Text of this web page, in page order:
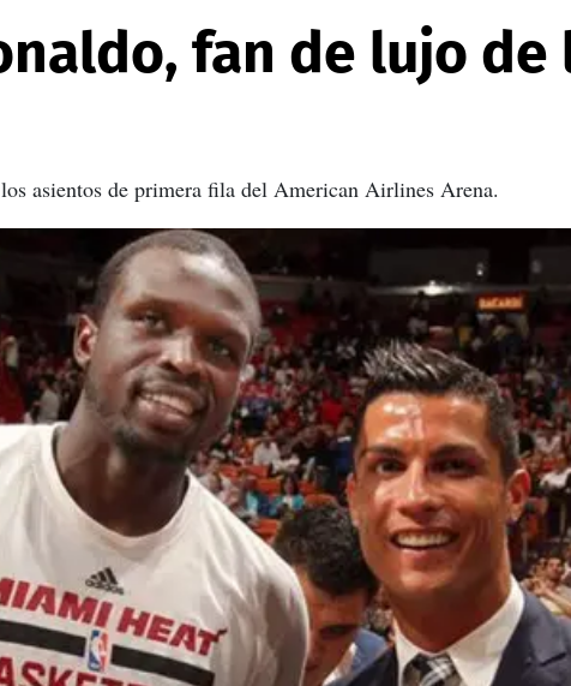
fan de lujo de
asientos de primera fila del American Airlines Arena.